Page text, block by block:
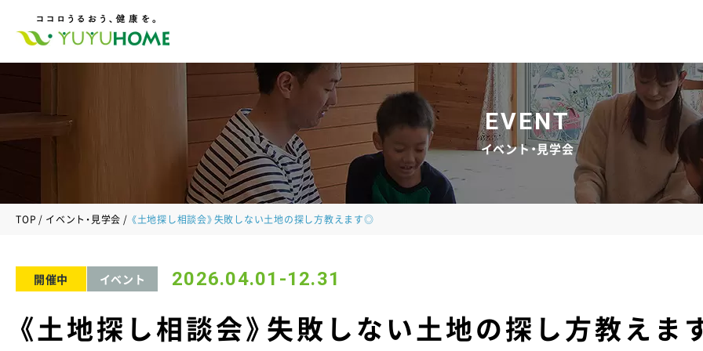
EVENT
イベント・見学会
TOP イベント・見学会 《土地探し相談会》失敗しない土地の探し方教えます◎
《土地探し相談会》失敗しない土地の探し方教え
開催中 イベント 2026.04.01-12.31